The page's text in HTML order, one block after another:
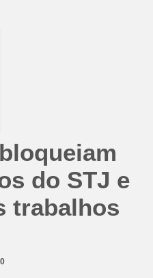
do STJ e
trabalhos